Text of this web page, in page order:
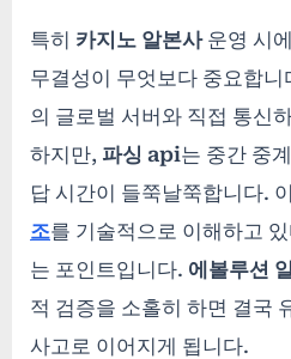
특히 카지노 알본사운영 시
무결성이 무엇보다 중요합니
의 글로벌 서버와 직접 통신
하지만, 파싱 api는 중간 중
답 시간이 들쭉날쭉합니다.
조를 기술적으로 이해하고
는 포인트입니다. 에볼루션
적 검증을 소홀히 하면 결국
사고로 이어지게 됩니다.